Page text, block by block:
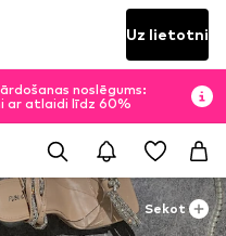
Uz lietotni
noslēgums:
ar atlaidi līdz 60%
Sekot